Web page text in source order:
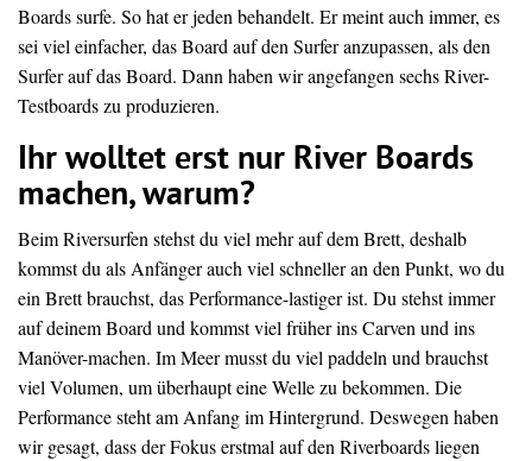
Boards surfe. So hat er jeden behandelt. Er meint auch immer, es
sei viel einfacher, das Board auf den Surfer anzupassen, als den
Surfer auf das Board. Dann haben wir angefangen sechs River-
Testboards zu produzieren.
Ihr wolltet erst nur River Boards
machen, warum?
Beim Riversurfen stehst du viel mehr auf dem Brett, deshalb
kommst du als Anfänger auch viel schneller an den Punkt, wo du
ein Brett brauchst, das Performance-lastiger ist. Du stehst immer
auf deinem Board und kommst viel früher ins Carven und ins
Manöver-machen. Im Meer musst du viel paddeln und brauchst
viel Volumen, um überhaupt eine Welle zu bekommen. Die
Performance steht am Anfang im Hintergrund. Deswegen haben
wir gesagt, dass der Fokus erstmal auf den Riverboards liegen